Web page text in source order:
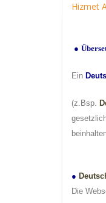
Hizmet
●
Ein
(z.Bsp.
●
Die